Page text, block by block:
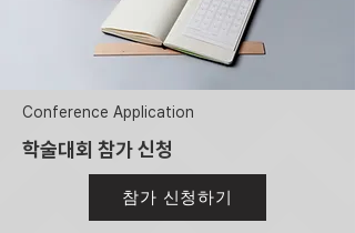
Conference Application
​학술대회 참가 신청
참가 신청하기